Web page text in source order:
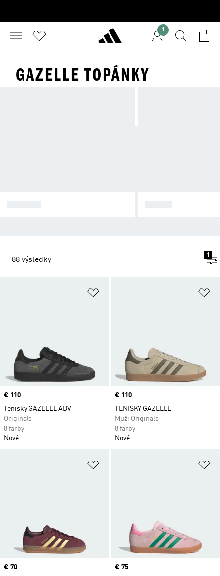
1
GAZELLE TOPÁNKY
88 výsledky
1
Pridať do zoznamu želaných
Price
€ 110
Tenisky GAZELLE ADV
Originals
8 farby
Nové
Price
€ 110
TENISKY GAZELLE
Muži Originals
8 farby
Nové
Pridať do zoznamu želaných
Price
€ 70
Price
€ 75